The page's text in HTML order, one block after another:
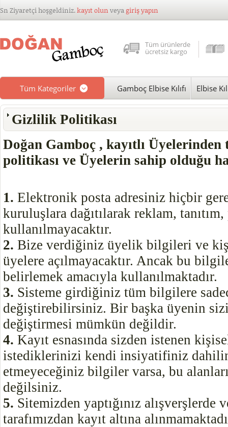
Sn Ziyaretçi hoşgeldiniz.kayıt olun veya giriş yapın
Tüm ürünlerde
ücretsiz kargo
Tüm Kategoriler Gamboç Elbise Kılıfı Elbise
Gizlilik Politikası
Doğan Gamboç , kayıtlı
politikası ve Üyelerin sahip olduğu
1. Elektronik posta adresiniz hiçbir
kuruluşlara dağıtılarak reklam,
kullanılmayacaktır.
2. Bize verdiğiniz üyelik bilgileri ve
üyelere açılmayacaktır. Ancak bu
belirlemek amacıyla kullanılmaktadır.
3. Sisteme girdiğiniz tüm bilgilere
değiştirebilirsiniz. Bir başka üyenin
değiştirmesi mümkün değildir.
4. Kayıt esnasında sizden istenen
istediklerinizi kendi insiyatifiniz
etmeyeceğiniz bilgiler varsa, bu
değilsiniz.
5. Sitemizden yaptığınız
tarafımızdan kayıt altına